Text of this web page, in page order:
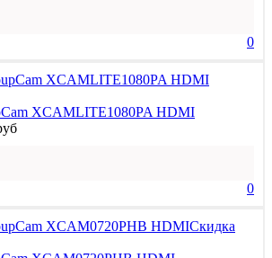
0
XCAMLITE1080PA HDMI
0
Скидка